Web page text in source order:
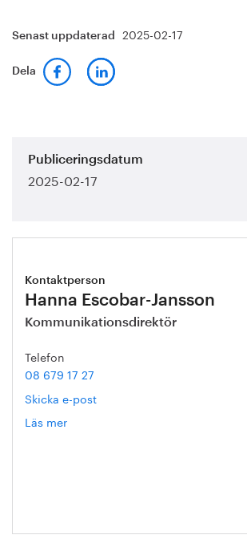
Senast uppdaterad 2025-02-17
Dela
Publiceringsdatum
2025-02-17
Kontaktperson
Hanna Escobar-Jansson
Kommunikationsdirektör
Telefon
08 679 17 27
Skicka e-post
Läs mer